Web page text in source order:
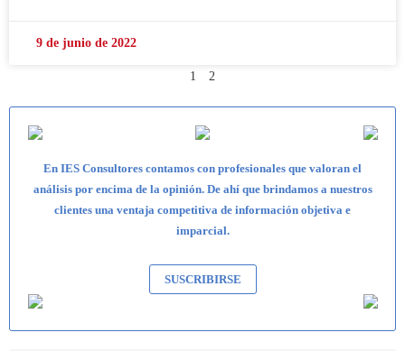
9 de junio de 2022
1 2
En IES Consultores contamos con profesionales que valoran el
análisis por encima de la opinión. De ahí que brindamos a nuestros
clientes una ventaja competitiva de información objetiva e
imparcial.
SUSCRIBIRSE